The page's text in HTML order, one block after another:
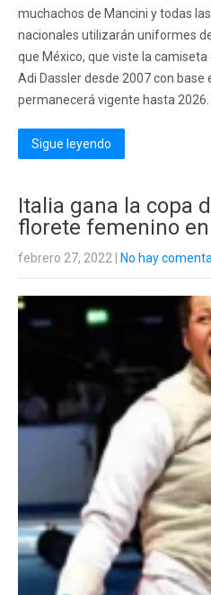
muchachos de Mancini y todas
nacionales utilizarán uniformes
que México, que viste la
Adi Dassler desde 2007 con base
permanecerá vigente hasta 2026.
Sigue leyendo
Italia gana la copa
florete femenino
febrero 27, 2022 No hay